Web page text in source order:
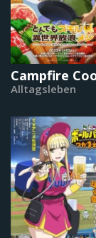
Campfire
Alltagsleben